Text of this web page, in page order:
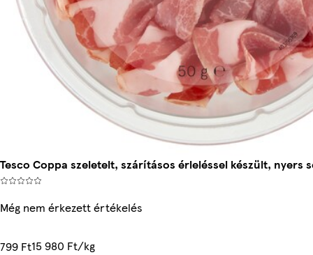
Tesco Coppa szeletelt, szárításos érleléssel készült, nyers
Még nem érkezett értékelés
799 Ft15 980 Ft/kg